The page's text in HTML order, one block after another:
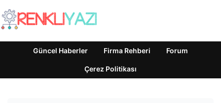
Güncel Haberler Firma Rehberi Forum
Çerez Politikası